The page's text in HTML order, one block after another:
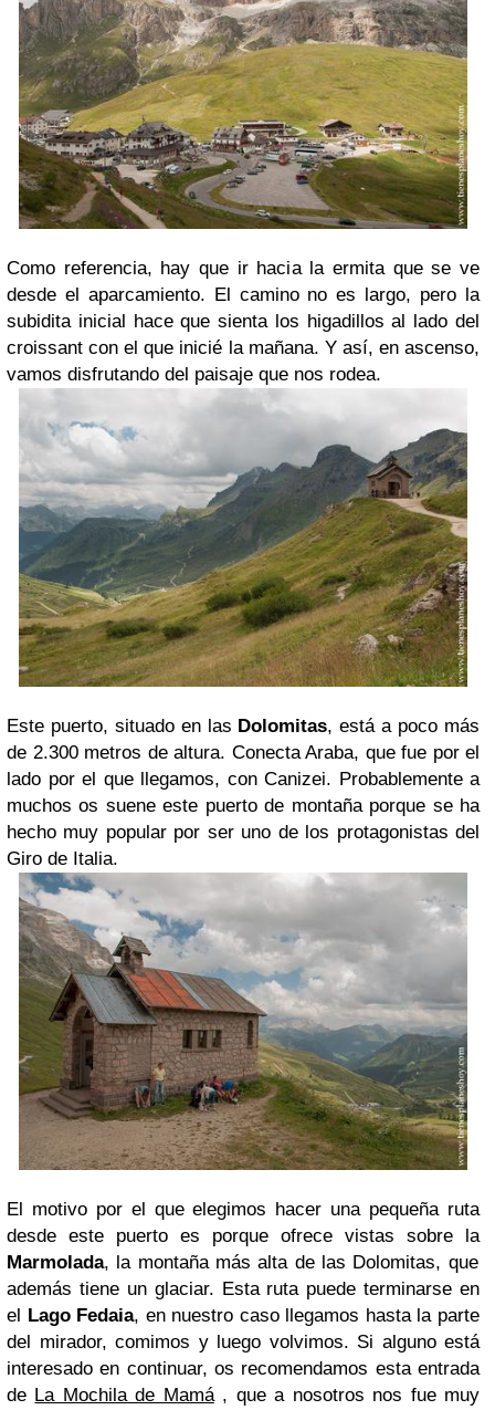
Como referencia, hay que ir hacia la ermita que se ve
desde el aparcamiento. El camino no es largo, pero la
subidita inicial hace que sienta los higadillos al lado del
croissant con el que inicié la mañana. Y así, en ascenso,
vamos disfrutando del paisaje que nos rodea.
Este puerto, situado en las Dolomitas, está a poco más
de 2.300 metros de altura. Conecta Araba, que fue por el
lado por el que llegamos, con Canizei. Probablemente a
muchos os suene este puerto de montaña porque se ha
hecho muy popular por ser uno de los protagonistas del
Giro de Italia.
El motivo por el que elegimos hacer una pequeña ruta
desde este puerto es porque ofrece vistas sobre la
Marmolada, la montaña más alta de las Dolomitas, que
además tiene un glaciar. Esta ruta puede terminarse en
el Lago Fedaia, en nuestro caso llegamos hasta la parte
del mirador, comimos y luego volvimos. Si alguno está
interesado en continuar, os recomendamos esta entrada
de La Mochila de Mamá, que a nosotros nos fue muy